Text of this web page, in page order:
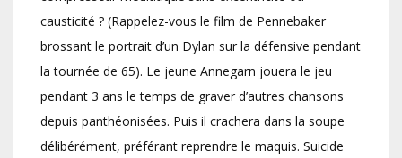
causticité ? (Rappelez-vous le film de Pennebaker
brossant le portrait d’un Dylan sur la défensive pendant
la tournée de 65). Le jeune Annegarn jouera le jeu
pendant 3 ans le temps de graver d’autres chansons
depuis panthéonisées. Puis il crachera dans la soupe
délibérément, préférant reprendre le maquis. Suicide